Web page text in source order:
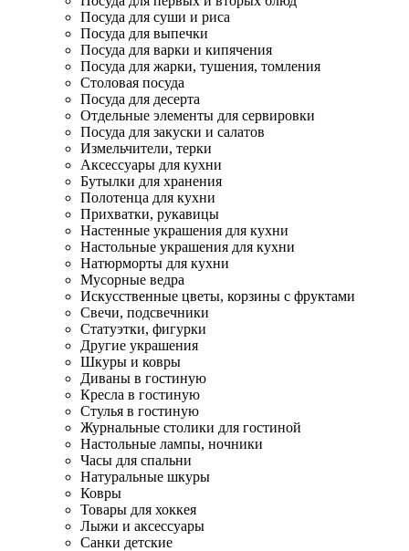
Посуда для суши и риса
Посуда для выпечки
Посуда для варки и кипячения
Посуда для жарки, тушения, томления
Столовая посуда
Посуда для десерта
Отдельные элементы для сервировки
Посуда для закуски и салатов
Измельчители, терки
Аксессуары для кухни
Бутылки для хранения
Полотенца для кухни
Прихватки, рукавицы
Настенные украшения для кухни
Настольные украшения для кухни
Натюрморты для кухни
Мусорные ведра
Искусственные цветы, корзины с фруктами
Свечи, подсвечники
Статуэтки, фигурки
Другие украшения
Шкуры и ковры
Диваны в гостиную
Кресла в гостиную
Стулья в гостиную
Журнальные столики для гостиной
Настольные лампы, ночники
Часы для спальни
Натуральные шкуры
Ковры
Товары для хоккея
Лыжи и аксессуары
Санки детские